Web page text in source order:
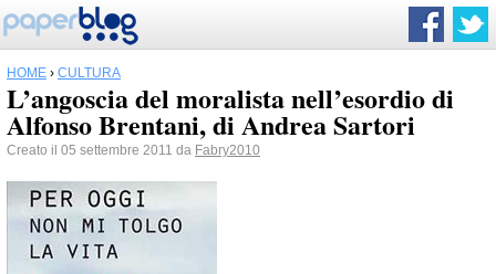
HOME › CULTURA
L’angoscia del moralista nell’esordio di
Alfonso Brentani, di Andrea Sartori
Creato il 05 settembre 2011 da Fabry2010